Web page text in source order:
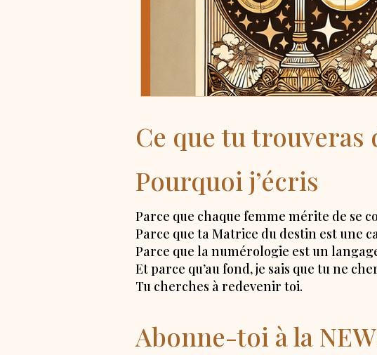
Ce que tu trouveras
Pourquoi j’écris
Parce que chaque femme mérite de se
Parce que ta Matrice du destin est une
Parce que la numérologie est un
Et parce qu’au fond, je sais que tu ne
Tu cherches à redevenir toi.
Abonne-toi à la